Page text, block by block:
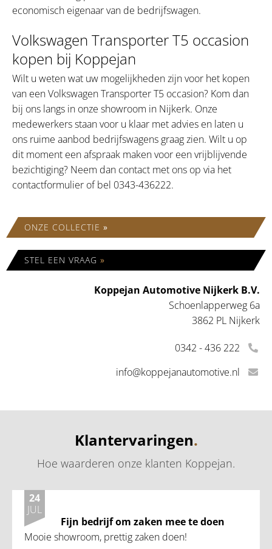
economisch eigenaar van de bedrijfswagen.
Volkswagen Transporter T5 occasion
kopen bij Koppejan
Wilt u weten wat uw mogelijkheden zijn voor het kopen
van een Volkswagen Transporter T5 occasion? Kom dan
bij ons langs in onze showroom in Nijkerk. Onze
medewerkers staan voor u klaar met advies en laten u
ons ruime aanbod bedrijfswagens graag zien. Wilt u op
dit moment een afspraak maken voor een vrijblijvende
bezichtiging? Neem dan contact met ons op via het
contactformulier of bel 0343-436222.
ONZE COLLECTIE »
STEL EEN VRAAG »
Koppejan Automotive Nijkerk B.V.
Schoenlapperweg 6a
3862 PL Nijkerk
0342 - 436 222
info@koppejanautomotive.nl
Klantervaringen.
Hoe waarderen onze klanten Koppejan.
24
JUL
Fijn bedrijf om zaken mee te doen
Mooie showroom, prettig zaken doen!